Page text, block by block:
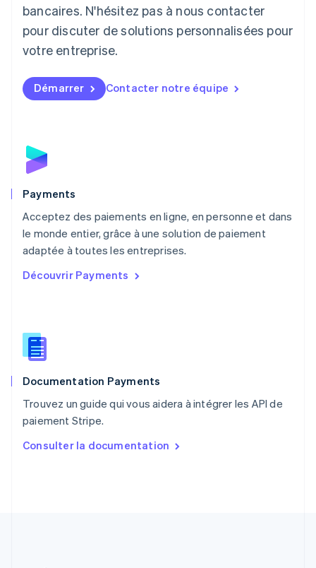
bancaires. N'hésitez pas à nous contacter
pour discuter de solutions personnalisées pour
votre entreprise.
Démarrer Contacter notre équipe
Payments
Acceptez des paiements en ligne, en personne et dans
le monde entier, grâce à une solution de paiement
adaptée à toutes les entreprises.
Découvrir Payments
Documentation Payments
Trouvez un guide qui vous aidera à intégrer les API de
paiement Stripe.
Consulter la documentation
Lituanie
Luxembourg
FrançaisDeutschEnglish
English简体中文
Malte
Norvège
English
English
NederlandsEnglish
Pologne
English
PortuguêsEnglish
English
Roumanie
Royaume-Uni
Singapour
English 简体中文
English